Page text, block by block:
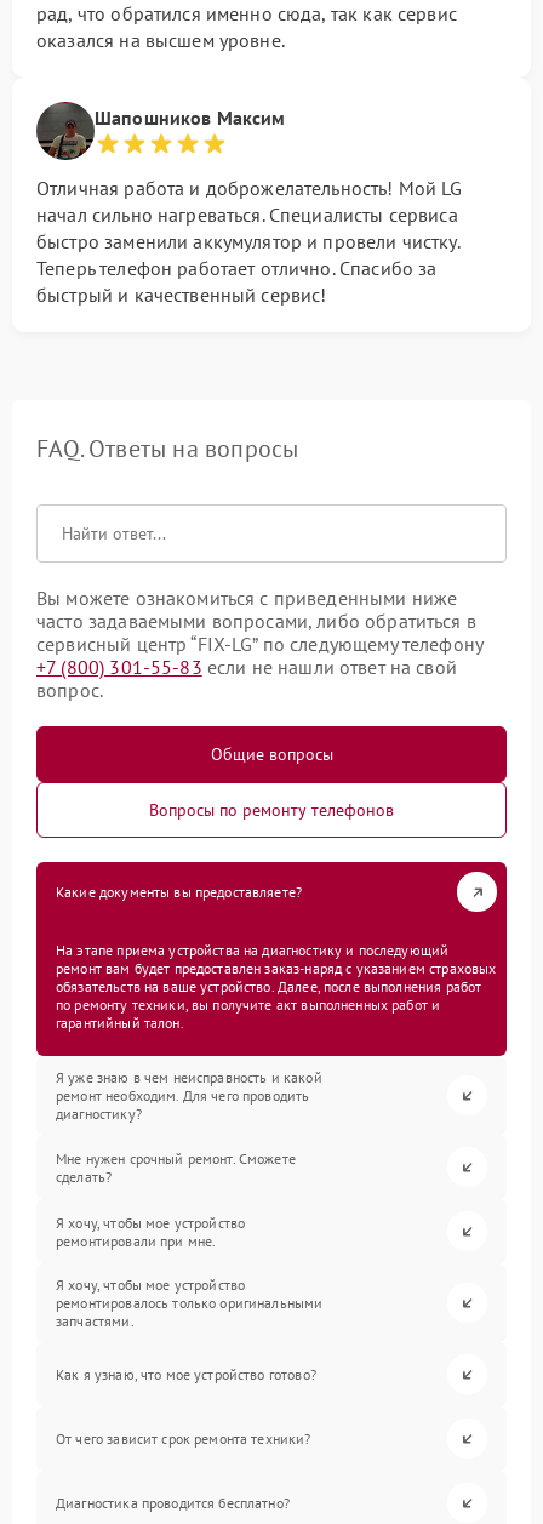
рад, что обратился именно сюда, так как сервис
оказался на высшем уровне.
Шапошников Максим
Отличная работа и доброжелательность! Мой LG
начал сильно нагреваться. Специалисты сервиса
быстро заменили аккумулятор и провели чистку.
Теперь телефон работает отлично. Спасибо за
быстрый и качественный сервис!
FAQ. Ответы на вопросы
Вы можете ознакомиться с приведенными ниже
часто задаваемыми вопросами, либо обратиться в
сервисный центр “FIX-LG” по следующему телефону
+7 (800) 301-55-83 если не нашли ответ на свой
вопрос.
Общие вопросы
Вопросы по ремонту телефонов
Какие документы вы предоставляете?
На этапе приема устройства на диагностику и последующий
ремонт вам будет предоставлен заказ-наряд с указанием страховых
обязательств на ваше устройство. Далее, после выполнения работ
по ремонту техники, вы получите акт выполненных работ и
гарантийный талон.
Я уже знаю в чем неисправность и какой
ремонт необходим. Для чего проводить
диагностику?
Мне нужен срочный ремонт. Сможете
сделать?
Я хочу, чтобы мое устройство
ремонтировали при мне.
Я хочу, чтобы мое устройство
ремонтировалось только оригинальными
запчастями.
Как я узнаю, что мое устройство готово?
От чего зависит срок ремонта техники?
Диагностика проводится бесплатно?